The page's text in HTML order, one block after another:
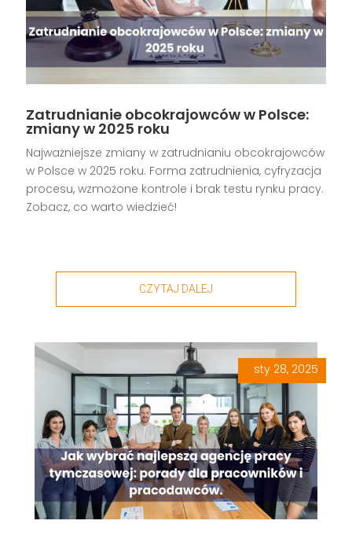
Zatrudnianie obcokrajowców w Polsce:
zmiany w 2025 roku
Najważniejsze zmiany w zatrudnianiu obcokrajowców
w Polsce w 2025 roku. Forma zatrudnienia, cyfryzacja
procesu, wzmożone kontrole i brak testu rynku pracy.
Zobacz, co warto wiedzieć!
CZYTAJ DALEJ
sty 28, 2025
|,,, ,